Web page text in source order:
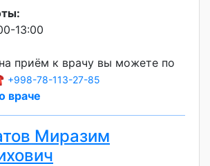
13:00
приём к врачу вы можете по
+998-78-113-27-85
враче
Миразим